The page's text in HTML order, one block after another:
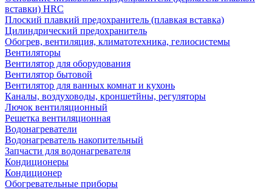
вставки) HRC
Плоский плавкий предохранитель (плавкая вставка)
Цилиндрический предохранитель
Обогрев, вентиляция, климатотехника, гелиосистемы
Вентиляторы
Вентилятор для оборудования
Вентилятор бытовой
Вентилятор для ванных комнат и кухонь
Каналы, воздуховоды, кроншетйны, регуляторы
Лючок вентиляционный
Решетка вентиляционная
Водонагреватели
Водонагреватель накопительный
Запчасти для водонагревателя
Кондиционеры
Кондиционер
Обогревательные приборы